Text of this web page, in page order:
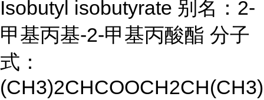
Isobutyl isobutyrate 别名：2-
甲基丙基-2-甲基丙酸酯 分子
式：